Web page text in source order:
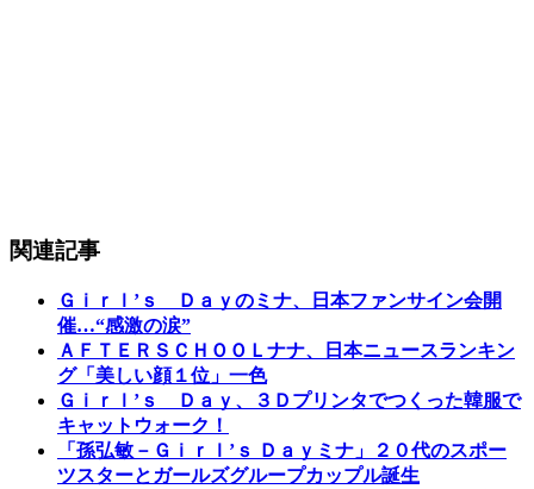
関連記事
Ｇｉｒｌ’ｓ Ｄａｙのミナ、日本ファンサイン会開
催…“感激の涙”
ＡＦＴＥＲＳＣＨＯＯＬナナ、日本ニュースランキン
グ「美しい顔１位」一色
Ｇｉｒｌ’ｓ Ｄａｙ、３Ｄプリンタでつくった韓服で
キャットウォーク！
「孫弘敏－Ｇｉｒｌ’ｓ Ｄａｙミナ」２０代のスポー
ツスターとガールズグループカップル誕生